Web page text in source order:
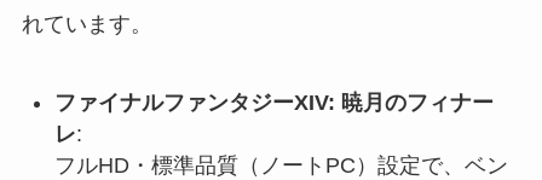
れています。
ファイナルファンタジーXIV: 暁月のフィナー
レ:
フルHD・標準品質（ノートPC）設定で、ベン